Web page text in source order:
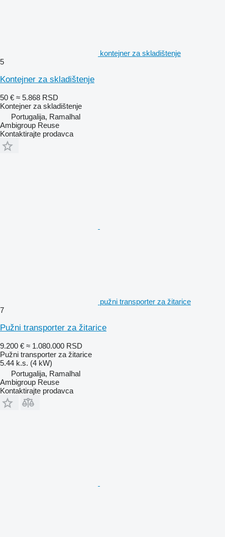
kontejner za skladištenje
5
Kontejner za skladištenje
50 € ≈ 5.868 RSD
Kontejner za skladištenje
Portugalija, Ramalhal
Ambigroup Reuse
Kontaktirajte prodavca
pužni transporter za žitarice
7
Pužni transporter za žitarice
9.200 € ≈ 1.080.000 RSD
Pužni transporter za žitarice
5.44 k.s. (4 kW)
Portugalija, Ramalhal
Ambigroup Reuse
Kontaktirajte prodavca